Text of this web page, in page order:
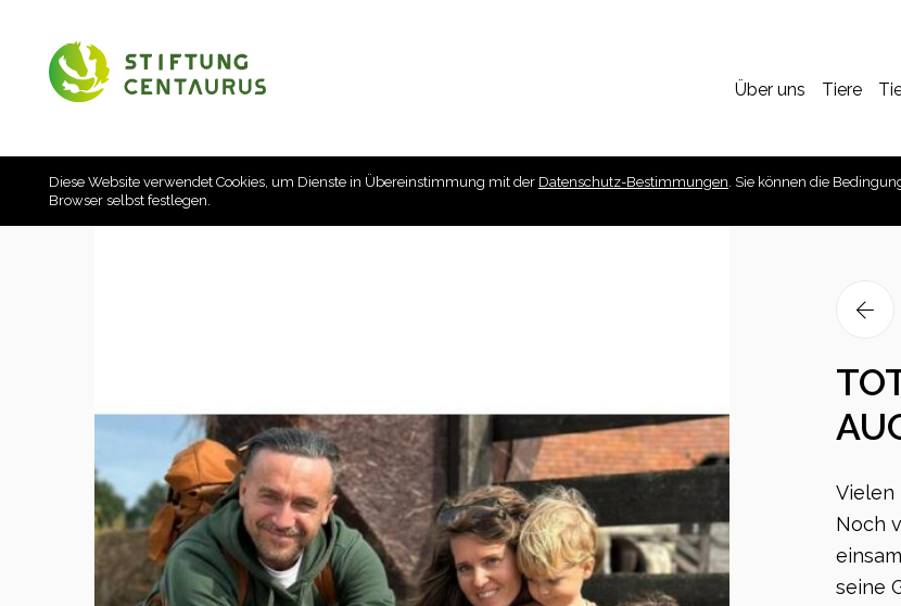
Über uns Tiere
Diese Website verwendet Cookies, um Dienste in Übereinstimmung mit der Datenschutz-Bestimmungen. Sie können die
Browser selbst festlegen.
Vielen
Noch
seine